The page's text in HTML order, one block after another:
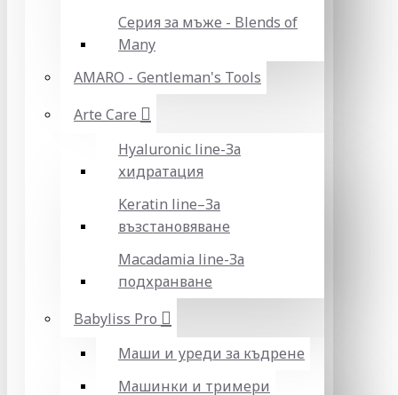
Серия за мъже - Blends of
Many
AMARO - Gentleman's Tools
Arte Care
Hyaluronic line-За
хидратация
Keratin line–За
възстановяване
Macadamia line-За
подхранване
Babyliss Pro
Маши и уреди за къдрене
Машинки и тримери